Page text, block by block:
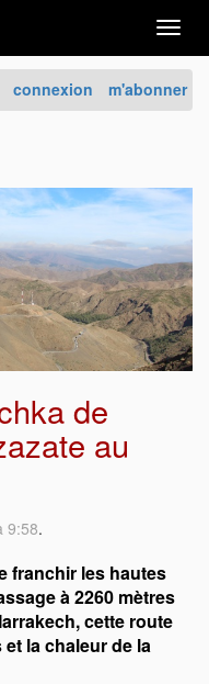
connexion m'abonner
de
au
9:58.
franchir les hautes
à 2260 mètres
cette route
la chaleur de la